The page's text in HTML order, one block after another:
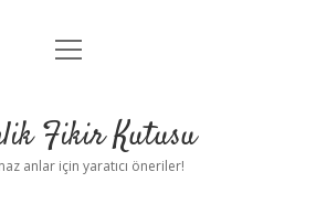
Anasayfa
Yasal Uyarı
menüyü
Fikir Kutusu
anlar için yaratıcı öneriler!